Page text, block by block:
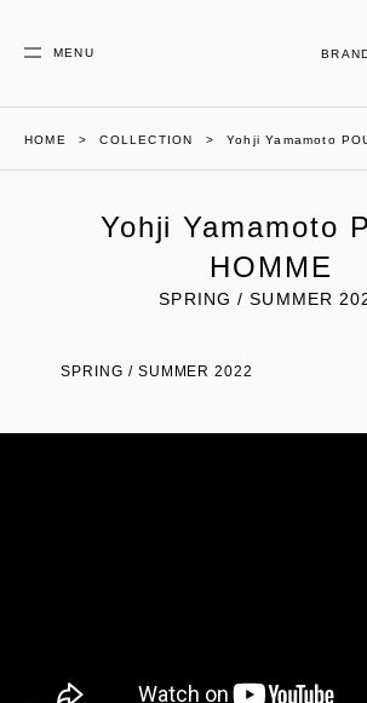
MENU
HOME COLLECTION Yohji Yamamoto
Yohji Yamamoto
HOMME
SPRING / SUMMER
SPRING / SUMMER 2022